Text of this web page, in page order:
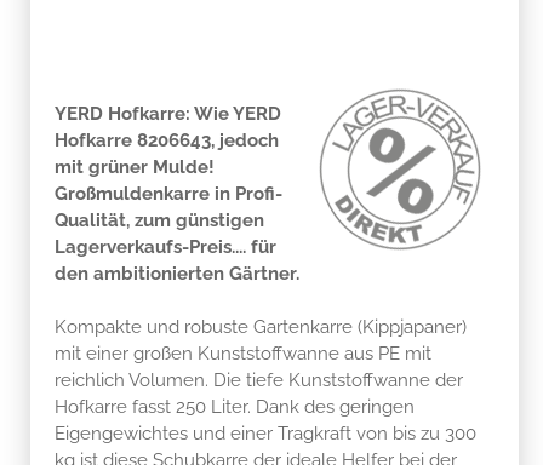
YERD Hofkarre: Wie YERD
Hofkarre 8206643, jedoch
mit grüner Mulde!
Großmuldenkarre in Profi-
Qualität, zum günstigen
Lagerverkaufs-Preis.... für
den ambitionierten Gärtner.
Kompakte und robuste Gartenkarre (Kippjapaner)
mit einer großen Kunststoffwanne aus PE mit
reichlich Volumen. Die tiefe Kunststoffwanne der
Hofkarre fasst 250 Liter. Dank des geringen
Eigengewichtes und einer Tragkraft von bis zu 300
kg ist diese Schubkarre der ideale Helfer bei der